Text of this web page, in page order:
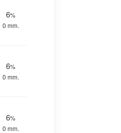
6%
0 mm.
6%
0 mm.
6%
0 mm.